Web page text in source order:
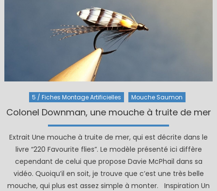
5 / Fiches Montage Artificielles Mouche Saumon
Colonel Downman, une mouche à truite de mer
Extrait Une mouche à truite de mer, qui est décrite dans le
livre “220 Favourite flies”. Le modèle présenté ici diffère
cependant de celui que propose Davie McPhail dans sa
vidéo. Quoiqu’il en soit, je trouve que c’est une très belle
mouche, qui plus est assez simple à monter. Inspiration Un